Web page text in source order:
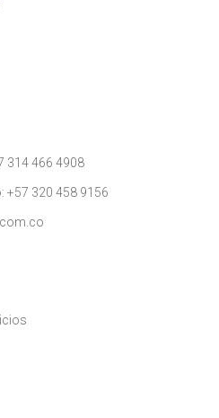
314 466 4908
+57 320 458 9156